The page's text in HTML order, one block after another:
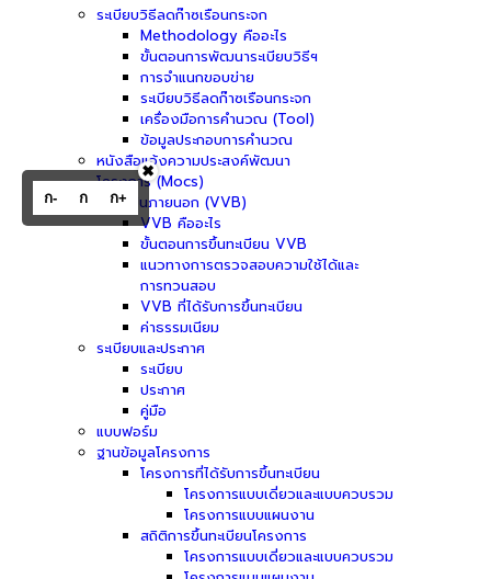
ระเบียบวิธีลดก๊าซเรือนกระจก
Methodology คืออะไร
ขั้นตอนการพัฒนาระเบียบวิธีฯ
การจำแนกขอบข่าย
ระเบียบวิธีลดก๊าซเรือนกระจก
เครื่องมือการคำนวณ (Tool)
ข้อมูลประกอบการคำนวณ
หนังสือแจ้งความประสงค์พัฒนา
โครงการ (Mocs)
ผู้ประเมินภายนอก (VVB)
VVB คืออะไร
ขั้นตอนการขึ้นทะเบียน VVB
แนวทางการตรวจสอบความใช้ได้และ
การทวนสอบ
VVB ที่ได้รับการขึ้นทะเบียน
ค่าธรรมเนียม
ระเบียบและประกาศ
ระเบียบ
ประกาศ
คู่มือ
แบบฟอร์ม
ฐานข้อมูลโครงการ
โครงการที่ได้รับการขึ้นทะเบียน
โครงการแบบเดี่ยวและแบบควบรวม
โครงการแบบแผนงาน
สถิติการขึ้นทะเบียนโครงการ
โครงการแบบเดี่ยวและแบบควบรวม
ก- ก ก+
✖